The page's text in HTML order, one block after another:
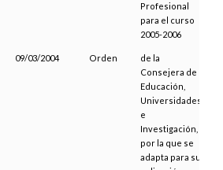
Profesional
para el curso
2005-2006
09/03/2004 Orden
de la
Consejera de
Educación,
Universidades
e
Investigación,
por la que se
adapta para su